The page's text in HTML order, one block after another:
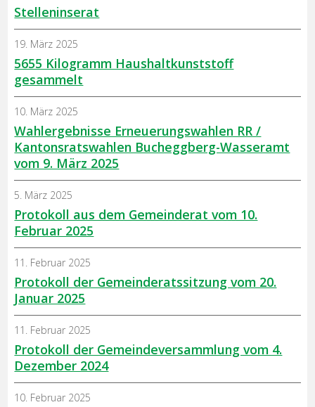
Stelleninserat
5655 Kilogramm Haushaltkunststoff
gesammelt
19. März 2025
Wahlergebnisse Erneuerungswahlen RR /
Kantonsratswahlen Bucheggberg-Wasseramt
vom 9. März 2025
10. März 2025
Protokoll aus dem Gemeinderat vom 10.
Februar 2025
5. März 2025
Protokoll der Gemeinderatssitzung vom 20.
Januar 2025
11. Februar 2025
Protokoll der Gemeindeversammlung vom 4.
Dezember 2024
11. Februar 2025
10. Februar 2025